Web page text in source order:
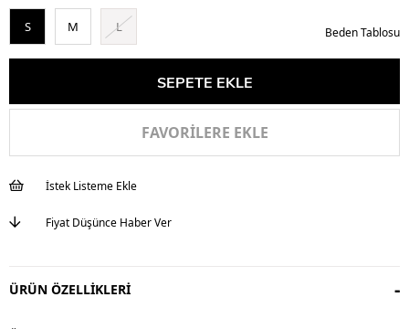
S M L Beden Tablosu
FAVORILERE EKLE
İstek Listeme Ekle
Fiyat Düşünce Haber Ver
ÜRÜN ÖZELLIKLERI